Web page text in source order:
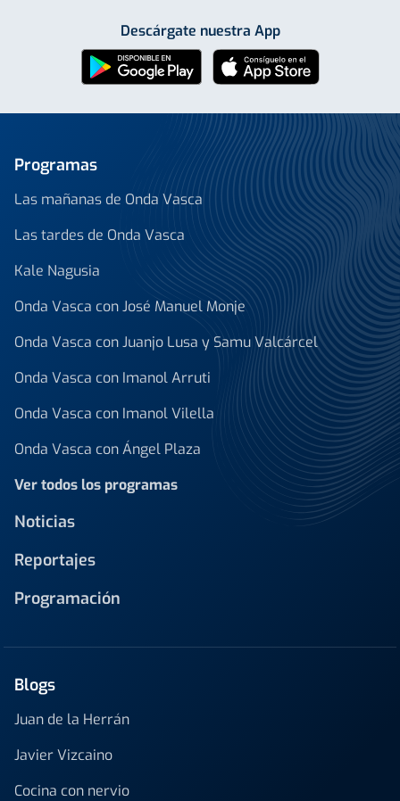
Descárgate nuestra App
Programas
Las mañanas de Onda Vasca
Las tardes de Onda Vasca
Kale Nagusia
Onda Vasca con José Manuel Monje
Onda Vasca con Juanjo Lusa y Samu Valcárcel
Onda Vasca con Imanol Arruti
Onda Vasca con Imanol Vilella
Onda Vasca con Ángel Plaza
Ver todos los programas
Noticias
Reportajes
Programación
Blogs
Juan de la Herrán
Javier Vizcaino
Cocina con nervio